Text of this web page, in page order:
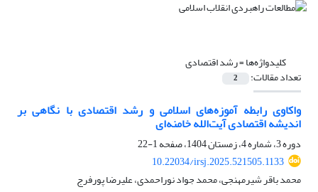
کلیدواژه‌ها =رشد اقتصادی
تعداد مقالات: 2
واکاوی رابطه آموزه‌های اسلامی و رشد اقتصادی با نگاهی بر
اندیشه‌ اقتصادی آیت‌الله خامنه‌ای
دوره 3، شماره 4، زمستان 1404، صفحه
1-22
10.22034/irsj.2025.521505.1133
محمد باقر شیرمهنجی، محمد جواد نوراحمدی، علیرضا پورفرج